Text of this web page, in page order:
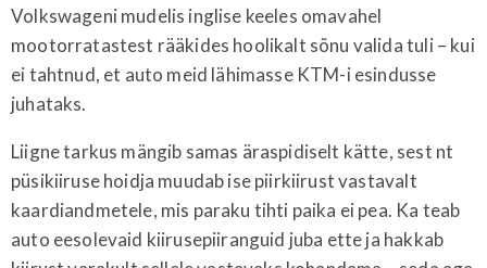
Volkswageni mudelis inglise keeles omavahel
mootorratastest rääkides hoolikalt sõnu valida tuli – kui
ei tahtnud, et auto meid lähimasse KTM-i esindusse
juhataks.
Liigne tarkus mängib samas äraspidiselt kätte, sest nt
püsikiiruse hoidja muudab ise piirkiirust vastavalt
kaardiandmetele, mis paraku tihti paika ei pea. Ka teab
auto eesolevaid kiirusepiiranguid juba ette ja hakkab